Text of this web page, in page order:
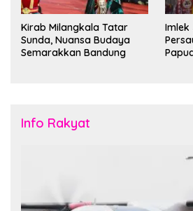
Kirab Milangkala Tatar
Sunda, Nuansa Budaya
Semarakkan Bandung
Imlek
Info Rakyat